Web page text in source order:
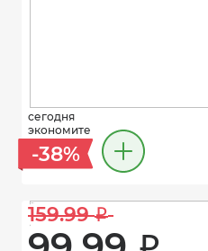
сегодня
экономите
-38%
159.99 i